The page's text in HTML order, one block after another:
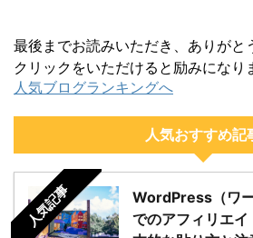
最後までお読みいただき、ありがと
クリックをいただけると励みになり
人気ブログランキングへ
人気おすすめ記
人気記事
WordPress（ワ
でのアフィリエ